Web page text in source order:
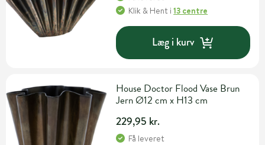
Klik & Hent i13 centre
Læg i kurv
House Doctor Flood Vase Brun
Jern Ø12 cm x H13 cm
229,95 kr.
Få leveret